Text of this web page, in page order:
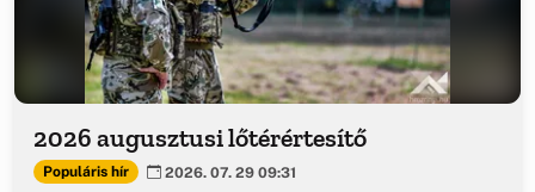
2026 augusztusi lőtérértesítő
Populáris hír 2026. 07. 29 09:31